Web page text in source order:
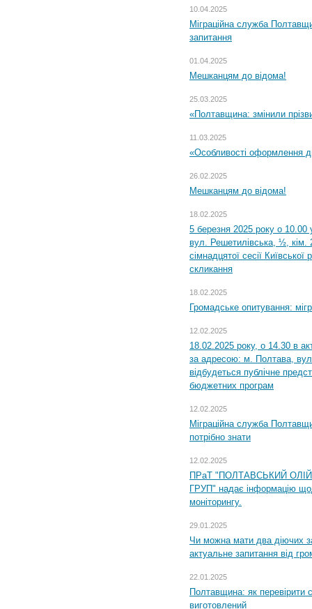
10.04.2025
Міграційна служба
запитання
01.04.2025
Мешканцям до відома!
25.03.2025
«Полтавщина: змінили
11.03.2025
«Особливості оформлення
26.02.2025
Мешканцям до відома!
18.02.2025
5 березня 2025 року о 10.00
вул. Решетилівська, ½, кім.
сімнадцятої сесії
скликання
18.02.2025
Громадське опитування:
12.02.2025
18.02.2025 року, о 14.30 в
за адресою: м. Полтава,
відбудеться публічне
бюджетних програм
12.02.2025
Міграційна служба
потрібно знати
12.02.2025
ПРаТ "ПОЛТАВСЬКИЙ
ГРУП" надає інформацію
моніторингу.
29.01.2025
Чи можна мати два діючих
актуальне запитання від
22.01.2025
Полтавщина: як перевірити
виготовлений